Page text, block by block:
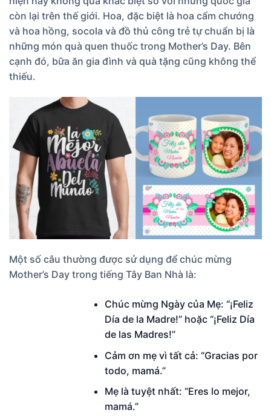
còn lại trên thế giới. Hoa, đặc biệt là hoa cẩm chướng
và hoa hồng, socola và đồ thủ công trẻ tự chuẩn bị là
những món quà quen thuốc trong Mother’s Day. Bên
cạnh đó, bữa ăn gia đình và quà tặng cũng không thể
thiếu.
Một số câu thường được sử dụng để chúc mừng
Mother’s Day trong tiếng Tây Ban Nhà là:
Chúc mừng Ngày của Mẹ: “¡Feliz
Día de la Madre!” hoặc “¡Feliz Día
de las Madres!”
Cảm ơn mẹ vì tất cả: “Gracias por
todo, mamá.”
Mẹ là tuyệt nhất: “Eres lo mejor,
mamá.”